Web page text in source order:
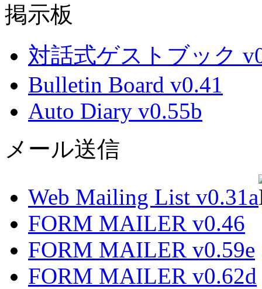
掲示板
対話式ゲストブック
Bulletin Board v0.41
Auto Diary v0.55b
メール送信
Web Mailing List v0.31a
FORM MAILER v0.46
FORM MAILER v0.59e
FORM MAILER v0.62d